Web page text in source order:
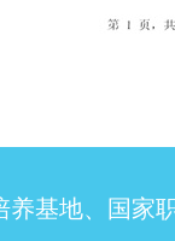
养基地、国家